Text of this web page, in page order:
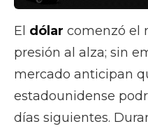
El dólar comenzó el
presión al alza; sin
mercado anticipan
estadounidense
días siguientes.